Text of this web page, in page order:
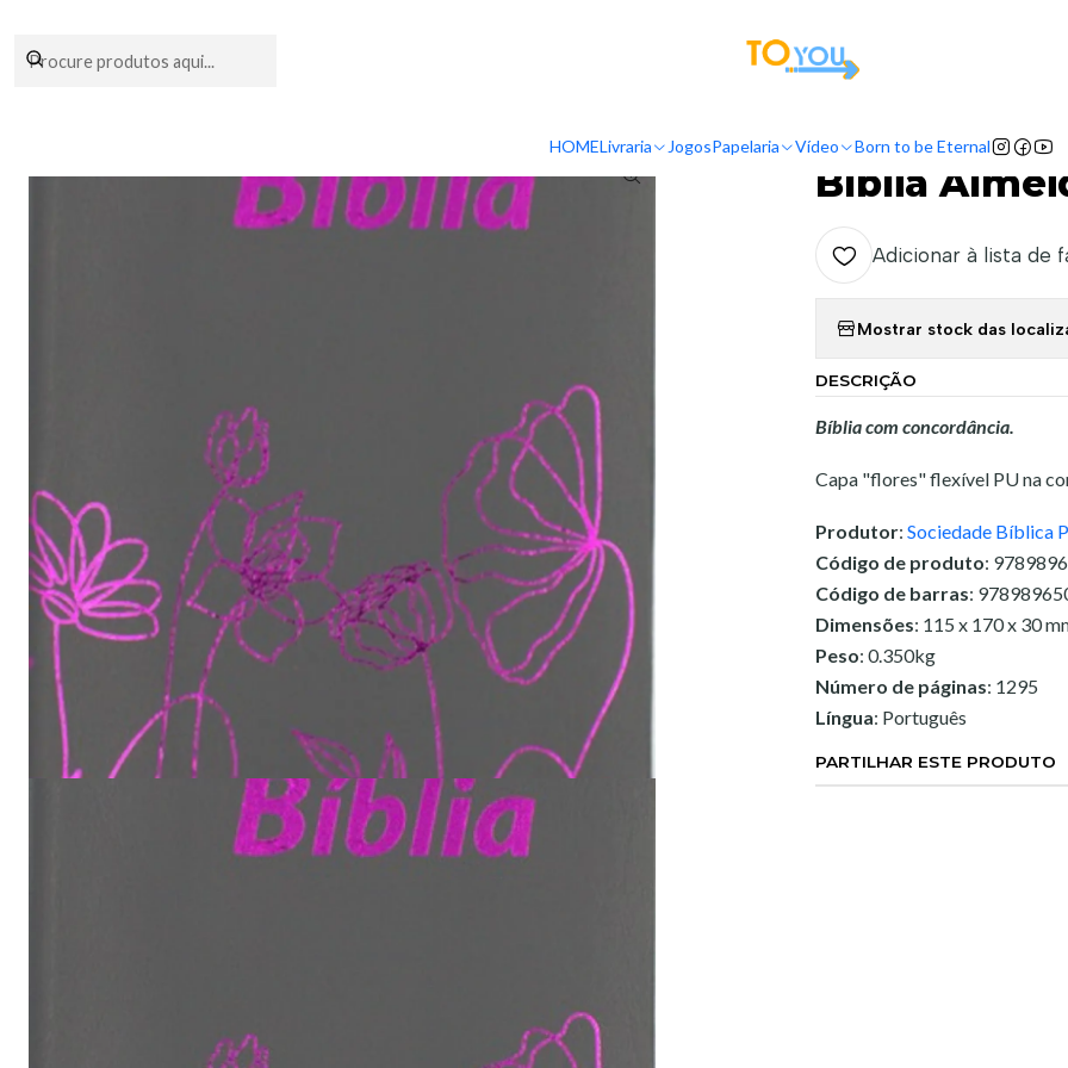
HOMELivraria JogosPapelaria Vídeo Born to be Eternal
Bíblias Bíblia Almeida RC Cinza
|
Bíblia
Adicionar à lista de
Mostrar stock das
DESCRIÇÃO
Bíblia com concordância.
Capa "flores" flexível PU na
Produtor: Sociedade Bíblica
Código de produto:
Código de barras:
Dimensões: 115 x 170 x 30
Peso: 0.350kg
Número de páginas: 1295
Língua: Português
PARTILHAR ESTE PRODUTO